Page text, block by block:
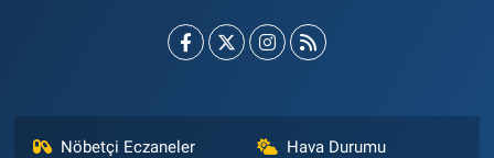
Nöbetçi Eczaneler Hava Durumu